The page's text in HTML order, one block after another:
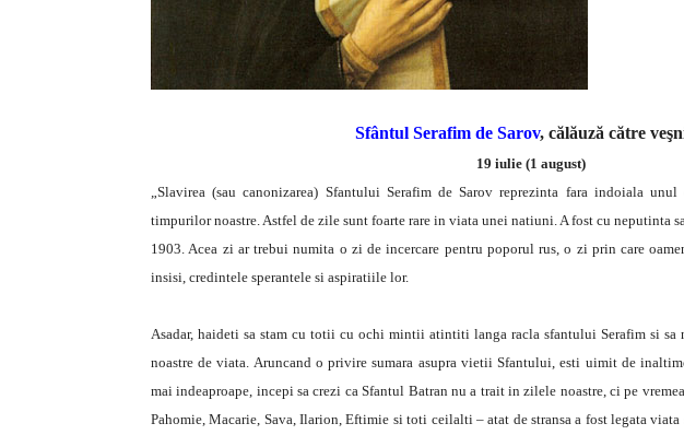
Sfântul Serafim de Sarov, călăuză către
19 iulie (1 august)
„Slavirea (sau canonizarea) Sfantului Serafim de Sarov reprezinta fara indoiala
timpurilor noastre. Astfel de zile sunt foarte rare in viata unei natiuni. A fost cu neputinta
1903. Acea zi ar trebui numita o zi de incercare pentru poporul rus, o zi prin care
insisi, credintele sperantele si aspiratiile lor.
Asadar, haideti sa stam cu totii cu ochi mintii atintiti langa racla sfantului Serafim si
noastre de viata. Aruncand o privire sumara asupra vietii Sfantului, esti uimit de
mai indeaproape, incepi sa crezi ca Sfantul Batran nu a trait in zilele noastre, ci pe
Pahomie, Macarie, Sava, Ilarion, Eftimie si toti ceilalti – atat de stransa a fost legata viata